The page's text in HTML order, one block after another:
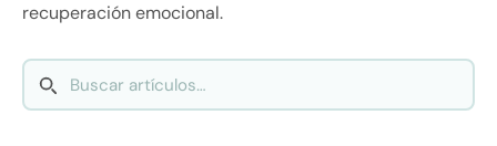
recuperación emocional.